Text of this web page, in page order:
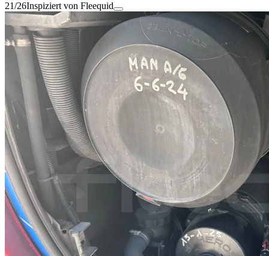
21/26Inspiziert von Fleequid